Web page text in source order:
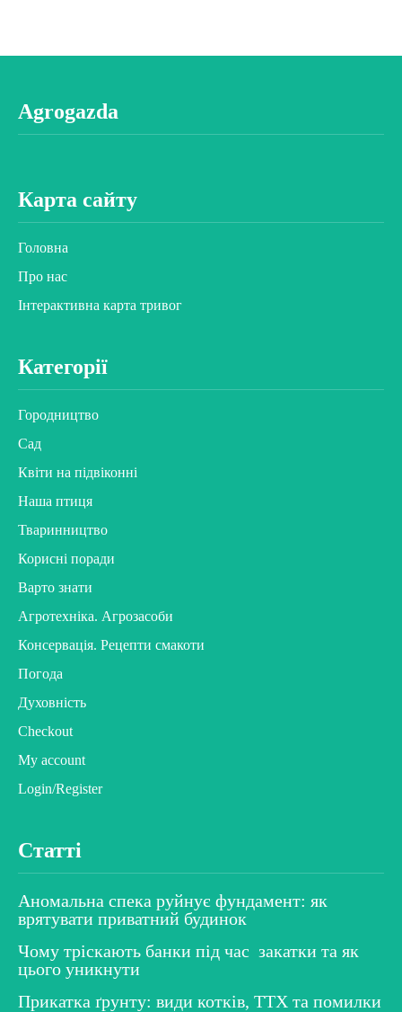
Agrogazda
Карта сайту
Головна
Про нас
Інтерактивна карта тривог
Категорії
Городництво
Сад
Квіти на підвіконні
Наша птиця
Тваринництво
Корисні поради
Варто знати
Агротехніка. Агрозасоби
Консервація. Рецепти смакоти
Погода
Духовність
Checkout
My account
Login/Register
Статті
Аномальна спека руйнує фундамент: як
врятувати приватний будинок
Чому тріскають банки під час закатки та як
цього уникнути
Прикатка ґрунту: види котків, ТТХ та помилки